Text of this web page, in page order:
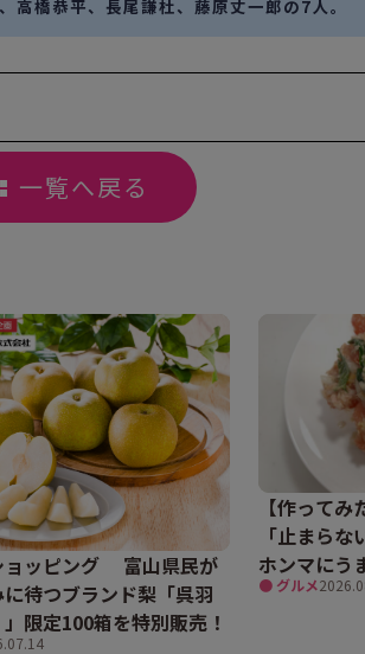
高橋恭平、長尾謙杜、藤原丈一郎の7人。
一覧へ戻る
ョッピング 富山県民が
待つブランド梨「呉羽
限定100箱を特別販売！
【作って
「止まら
ホンマにう
● グルメ